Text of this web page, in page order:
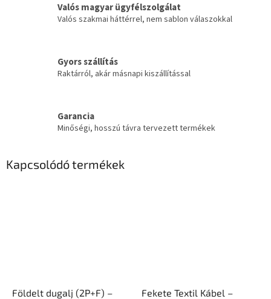
Valós magyar ügyfélszolgálat
Valós szakmai háttérrel, nem sablon válaszokkal
Gyors szállítás
Raktárról, akár másnapi kiszállítással
Garancia
Minőségi, hosszú távra tervezett termékek
Kapcsolódó termékek
Földelt dugalj (2P+F) –
Fekete Textil Kábel –